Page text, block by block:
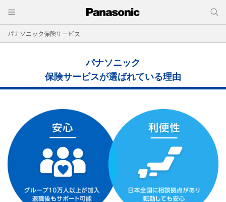
パナソニック保険サービス
パナソニック
保険サービスが選ばれている理由